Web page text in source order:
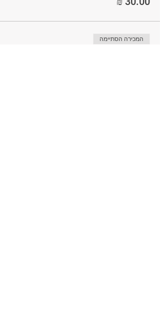
המכירה הסתיימה